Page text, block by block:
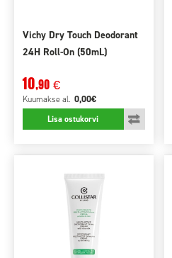
Vichy Dry Touch Deodorant
24H Roll-On (50mL)
10,90 €
Kuumakse al. 0,00€
Lisa ostukorvi